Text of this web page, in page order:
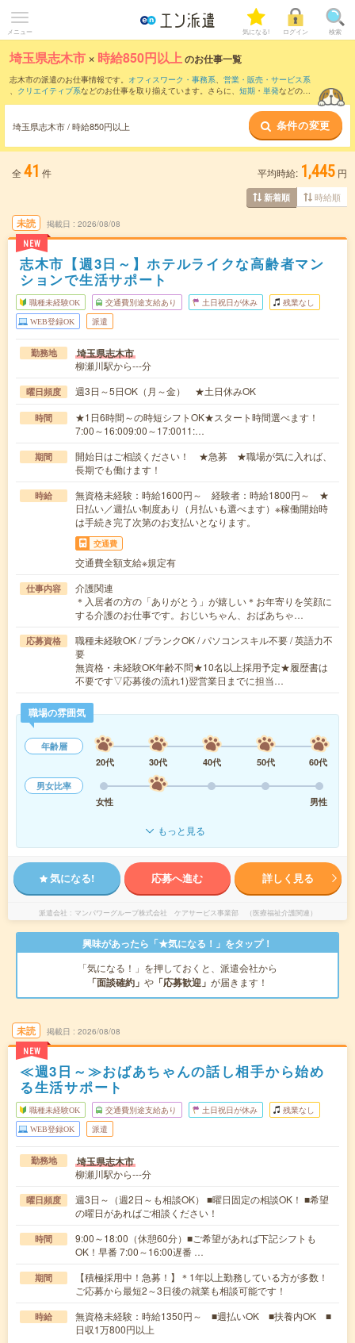
メニュー 気になる! ログイン 検索
埼玉県志木市 × 時給850円以上のお仕事一覧
志木市の派遣のお仕事情報です。 オフィスワーク・事務系、 営業・販売・サービス系
、 クリエイティブ系などのお仕事を取り揃えています。さらに、 短期 ・ 単発などの期
時給1150円以上 ・1800円以上の求人はこちら
当サイトでは法令を遵守し、最低賃金以上の求人のみを掲載しています。
埼玉県志木市 / 時給850円以上 条件の変更
全 41 件 平均時給: 1,445 円
新着順 時給順
未読
NEW
掲載日 2026/08/08
志木市【週3日～】ホテルライクな高齢者マン
ションで生活サポート
職種未経験OK 交通費別途支給あり 土日祝日が休み 残業なし
WEB登録OK 派遣
勤務地 埼玉県志木市
柳瀬川駅から---分
曜日頻度 週3日～5日OK（月～金） ★土日休みOK
時間
★1日6時間～の時短シフトOK★スタート時間選べます！
7:00～16:009:00～17:0011:…
期間
開始日はご相談ください！ ★急募 ★職場が気に入れば、
長期でも働けます！
時給
無資格未経験：時給1600円～ 経験者：時給1800円～ ★
日払い／週払い制度あり（月払いも選べます）※稼働開始時
は手続き完了次第のお支払いとなります。
交通費
交通費全額支給※規定有
仕事内容
介護関連
＊入居者の方の「ありがとう」が嬉しい＊お年寄りを笑顔に
する介護のお仕事です。おじいちゃん、おばあちゃ…
応募資格
職種未経験OK / ブランクOK / パソコンスキル不要 / 英語力不
要
無資格・未経験OK年齢不問★10名以上採用予定★履歴書は
不要です▽応募後の流れ1)翌営業日までに担当…
職場の雰囲気
年齢層
20代
30代 40代 50代
60代
男女比率
女性
男性
もっと見る
気になる! 応募へ進む 詳しく見る
派遣会社 マンパワーグループ株式会社 ケアサービス事業部 （医療福祉介護関連）
興味があったら「★気になる！」をタップ！
「気になる！」を押しておくと、派遣会社から
「面談確約」 や 「応募歓迎」 が届きます！
未読
NEW
掲載日 2026/08/08
≪週3日～≫おばあちゃんの話し相手から始め
る生活サポート
職種未経験OK 交通費別途支給あり 土日祝日が休み 残業なし
WEB登録OK 派遣
勤務地 埼玉県志木市
柳瀬川駅から---分
曜日頻度
週3日～（週2日～も相談OK） ■曜日固定の相談OK！ ■希望
の曜日があればご相談ください！
時間
9:00～18:00（休憩60分）■ご希望があれば下記シフトも
OK！早番 7:00～16:00遅番 …
期間
【積極採用中！急募！】＊1年以上勤務している方が多数！
ご応募から最短2～3日後の就業も相談可能です！
時給
無資格未経験：時給1350円～ ■週払いOK ■扶養内OK ■
日収1万800円以上